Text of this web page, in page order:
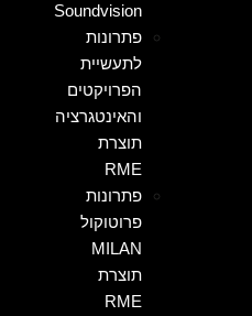
Soundvision
פתרונות
לתעשיית
הפרויקטים
והאינטגרציה
תוצרת
RME
פתרונות
פרוטוקול
MILAN
תוצרת
RME